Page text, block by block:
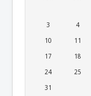
3 4
10 11
17 18
24 25
31